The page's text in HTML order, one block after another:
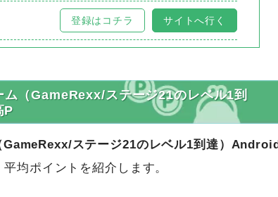
ントサイト別比較
サイトリンク
登録はコチラ サイトへ行く